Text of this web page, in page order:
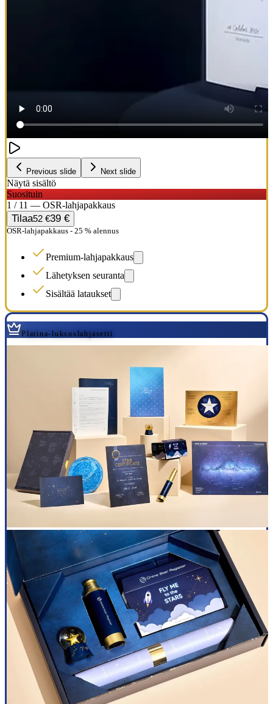
Previous slide Next slide
Näytä sisältö
Suosituin
1 / 11 — OSR-lahjapakkaus
Tilaa52 €39 €
OSR-lahjapakkaus - 25 % alennus
Premium-lahjapakkaus
Lähetyksen seuranta
Sisältää lataukset
Platina-luksuslahjasetti